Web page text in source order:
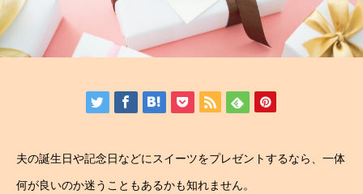
夫の誕生日や記念日などにスイーツをプレゼントするなら、一体
何が良いのか迷うこともあるかも知れません。